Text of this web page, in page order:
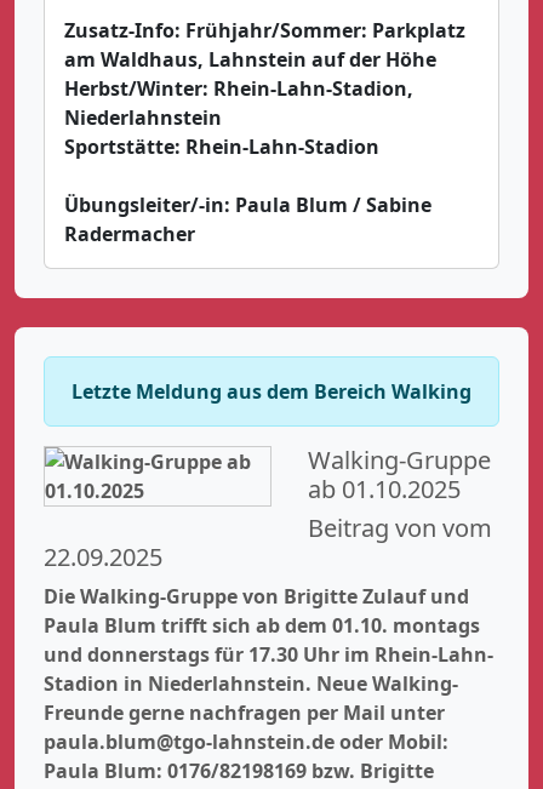
Zusatz-Info: Frühjahr/Sommer: Parkplatz
am Waldhaus, Lahnstein auf der Höhe
Herbst/Winter: Rhein-Lahn-Stadion,
Niederlahnstein
Sportstätte: Rhein-Lahn-Stadion
Übungsleiter/-in: Paula Blum / Sabine
Radermacher
Letzte Meldung aus dem Bereich Walking
Walking-Gruppe
ab 01.10.2025
Beitrag von vom
22.09.2025
Die Walking-Gruppe von Brigitte Zulauf und
Paula Blum trifft sich ab dem 01.10. montags
und donnerstags für 17.30 Uhr im Rhein-Lahn-
Stadion in Niederlahnstein. Neue Walking-
Freunde gerne nachfragen per Mail unter
paula.blum@tgo-lahnstein.de oder Mobil:
Paula Blum: 0176/82198169 bzw. Brigitte